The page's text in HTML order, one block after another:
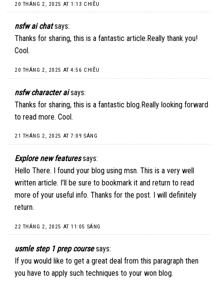
20 THÁNG 2, 2025 AT 1:13 CHIỀU
nsfw ai chat says:
Thanks for sharing, this is a fantastic article.Really thank you!
Cool.
20 THÁNG 2, 2025 AT 4:56 CHIỀU
nsfw character ai says:
Thanks for sharing, this is a fantastic blog.Really looking forward
to read more. Cool.
21 THÁNG 2, 2025 AT 7:09 SÁNG
Explore new features says:
Hello There. I found your blog using msn. This is a very well
written article. I’ll be sure to bookmark it and return to read
more of your useful info. Thanks for the post. I will definitely
return.
22 THÁNG 2, 2025 AT 11:05 SÁNG
usmle step 1 prep course says:
If you would like to get a great deal from this paragraph then
you have to apply such techniques to your won blog.